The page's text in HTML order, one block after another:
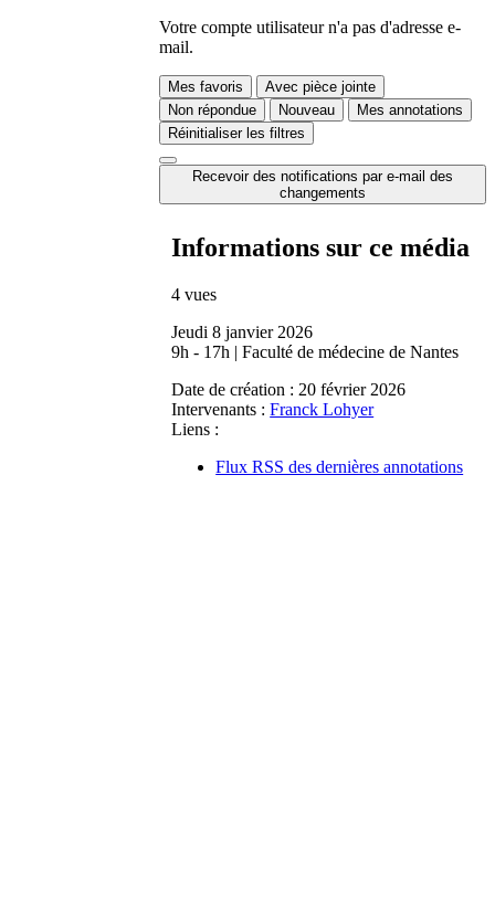
Votre compte utilisateur n'a pas d'adresse e-
mail.
Mes favoris
Avec pièce jointe
Non répondue
Nouveau
Mes annotations
Réinitialiser les filtres
Recevoir des notifications par e-mail des
changements
Informations sur ce média
4 vues
Jeudi 8 janvier 2026
9h - 17h | Faculté de médecine de Nantes
Date de création : 20 février 2026
Intervenants : Franck Lohyer
Liens :
Flux RSS des dernières annotations